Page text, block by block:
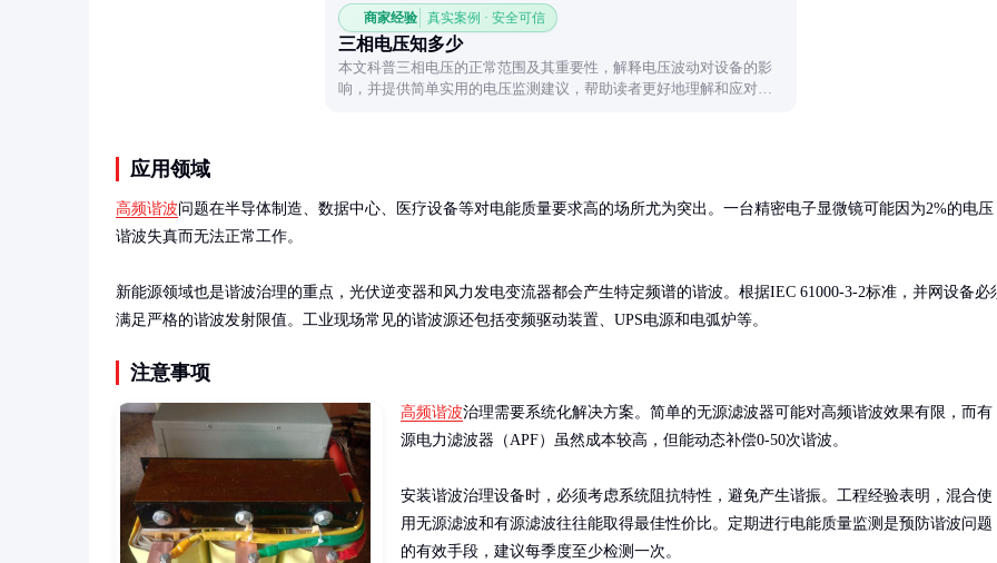
商家经验 真实案例 · 安全可信
三相电压知多少
本文科普三相电压的正常范围及其重要性，解释电压波动对设备的影
响，并提供简单实用的电压监测建议，帮助读者更好地理解和应对电
应用领域
高频谐波问题在半导体制造、数据中心、医疗设备等对电能质量要求高的场所尤为突出。一台精密电子显微镜可能因为2%的电压
谐波失真而无法正常工作。
新能源领域也是谐波治理的重点，光伏逆变器和风力发电变流器都会产生特定频谱的谐波。根据IEC 61000-3-2标准，并网设备必
满足严格的谐波发射限值。工业现场常见的谐波源还包括变频驱动装置、UPS电源和电弧炉等。
注意事项
高频谐波治理需要系统化解决方案。简单的无源滤波器可能对高频谐波效果有限，而有
源电力滤波器（APF）虽然成本较高，但能动态补偿0-50次谐波。
安装谐波治理设备时，必须考虑系统阻抗特性，避免产生谐振。工程经验表明，混合使
用无源滤波和有源滤波往往能取得最佳性价比。定期进行电能质量监测是预防谐波问题
的有效手段，建议每季度至少检测一次。